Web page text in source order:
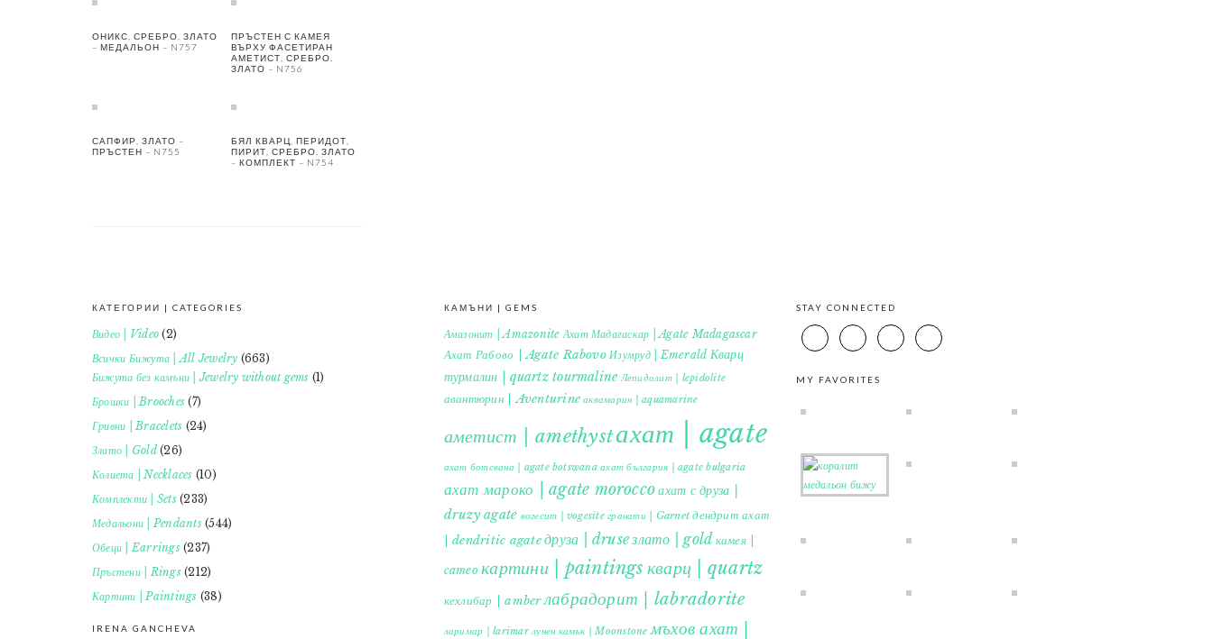
ОНИКС, СРЕБРО, ЗЛАТО
– МЕДАЛЬОН – N757
ПРЪСТЕН С КАМЕЯ
ВЪРХУ ФАСЕТИРАН
АМЕТИСТ, СРЕБРО,
ЗЛАТО – N756
САПФИР, ЗЛАТО –
ПРЪСТЕН – N755
БЯЛ КВАРЦ, ПЕРИДОТ,
ПИРИТ, СРЕБРО, ЗЛАТО
– КОМПЛЕКТ – N754
КАТЕГОРИИ | CATEGORIES
Видео | Video (2)
Всички Бижута | All Jewelry (663)
Бижута без камъни | Jewelry without gems (1)
Брошки | Brooches (7)
Гривни | Bracelets (24)
Злато | Gold(26)
Колиета | Necklaces (10)
Комплекти | Sets(233)
Медальони | Pendants(544)
Обеци | Earrings(237)
Пръстени | Rings(212)
Картини | Paintings (38)
IRENA GANCHEVA
КАМЪНИ | GEMS
Амазонит | Amazonite Ахат Мадагаскар | Agate Madagascar
Ахат Рабово | Agate Rabovo Изумруд | Emerald Кварц
турмалин | quartz tourmaline Лепидолит | lepidolite
авантюрин | Aventurine аквамарин | aquamarine
аметист | amethystахат | agate
ахат ботсвана | agate botswana ахат българия | agate bulgaria
ахат мароко | agate moroccoахат с друза |
druzy agate вогесит | vogesite гранати | Garnet дендрит ахат
| dendritic agateдруза | druseзлато | gold камея |
cameo картини | paintings кварц | quartz
кехлибар | amberлабрадорит | labradorite
ларимар | larimar лунен камък | Moonstone мъхов ахат |
STAY CONNECTED
MY FAVORITES